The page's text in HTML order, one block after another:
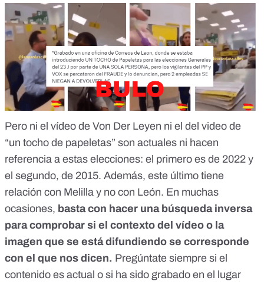
Pero ni el vídeo de Von Der Leyen ni el del video de
“un tocho de papeletas” son actuales ni hacen
referencia a estas elecciones: el primero es de 2022 y
el segundo, de 2015. Además, este último tiene
relación con Melilla y no con León. En muchas
ocasiones, basta con hacer una búsqueda inversa
para comprobar si el contexto del vídeo o la
imagen que se está difundiendo se corresponde
con el que nos dicen. Pregúntate siempre si el
contenido es actual o si ha sido grabado en el lugar